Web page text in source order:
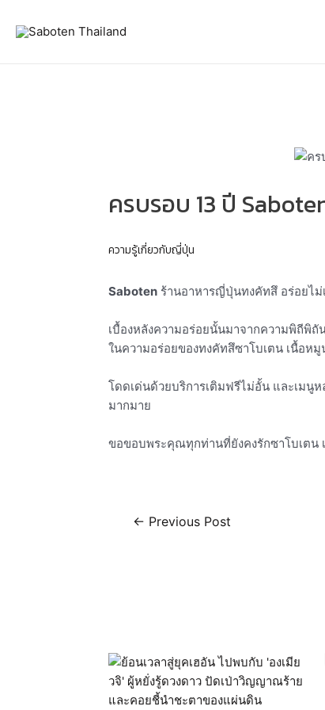
ครบรอบ 13 ปี
ความรู้เกี่ยวกับญี่ปุ่น
Saboten ร้านอาหารญี่ปุ่นทงคัทสึ อร่อยไ
เบื้องหลังความอร่อยนั้นมาจากความพิถีพิ
ในความอร่อยของทงคัทสึซาโบเตน เนื้อ
โดดเด่นด้วยบริการเติมฟรีไม่อั้น และเมนู
มากมาย
ขอขอบพระคุณทุกท่านที่ยังคงรักซาโบเตน
navigation
← Previous Post